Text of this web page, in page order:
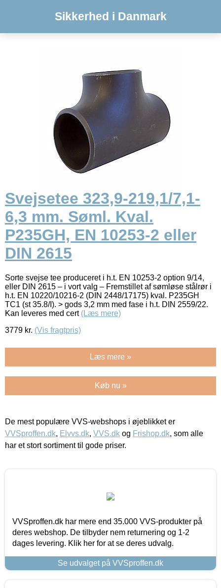
Sikkerhed i Danmark
Svejsetee 323,9-219,1/7,1-
6,3 mm. Søml. Kval.
P235GH, EN 10253-2 eller
DIN 2615
Sorte svejse tee produceret i h.t. EN 10253-2 option 9/14,
eller DIN 2615 – i vort valg – Fremstillet af sømløse stålrør i
h.t. EN 10220/10216-2 (DIN 2448/17175) kval. P235GH
TC1 (st 35.8/I). > gods 3,2 mm med fase i h.t. DIN 2559/22.
Kan leveres med cert (Læs mere)
3779 kr. (Vis fragtpris)
Læs mere »
Køb nu »
De mest populære VVS-webshops i øjeblikket er
VVSproffen.dk, Elvvs.dk, VVS.dk og Frishop.dk, som alle
har et stort sortiment til gode priser.
VVSproffen.dk har mere end 35.000 VVS-produkter på
deres webshop. De tilbyder nem returnering og 1-2
dages levering. Klik her for at se deres udvalg.
Se udvalget på VVSproffen.dk